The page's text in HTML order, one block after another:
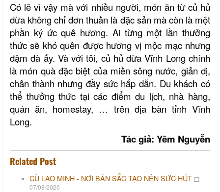
Có lẽ vì vậy mà với nhiều người, món ăn từ củ hủ
dừa không chỉ đơn thuần là đặc sản mà còn là một
phần ký ức quê hương. Ai từng một lần thưởng
thức sẽ khó quên được hương vị mộc mạc nhưng
đậm đà ấy. Và với tôi, củ hủ dừa Vĩnh Long chính
là món quà đặc biệt của miền sông nước, giản dị,
chân thành nhưng đầy sức hấp dẫn. Du khách có
thể thưởng thức tại các điểm du lịch, nhà hàng,
quán ăn, homestay, … trên địa bàn tỉnh Vĩnh
Long.
Tác giả: Yêm Nguyễn
Related Post
CÙ LAO MINH - NƠI BẢN SẮC TẠO NÊN SỨC HÚT
07/08/2026